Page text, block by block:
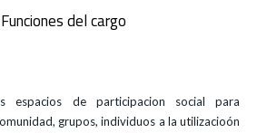
Funciones del cargo
espacios de participacion social para
grupos, individuos a la utilizacioón